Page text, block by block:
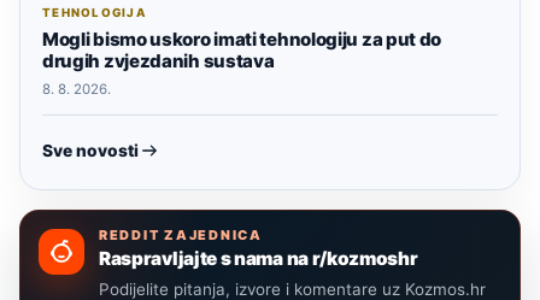
TEHNOLOGIJA
Mogli bismo uskoro imati tehnologiju za put do
drugih zvjezdanih sustava
8. 8. 2026.
Sve novosti
REDDIT ZAJEDNICA
Raspravljajte s nama na r/kozmoshr
Podijelite pitanja, izvore i komentare uz Kozmos.hr